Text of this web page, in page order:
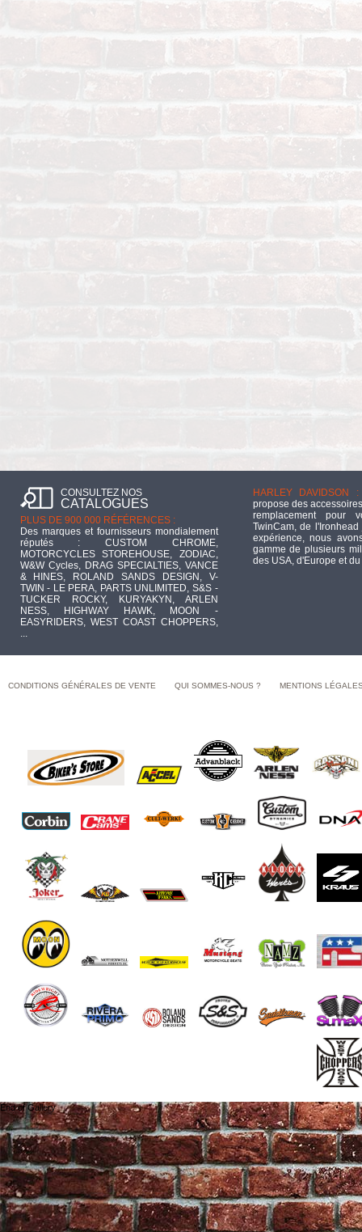
CONSULTEZ NOS
CATALOGUES
PLUS DE 900 000 RÉFÉRENCES :
Des marques et fournisseurs mondialement
réputés : CUSTOM CHROME,
MOTORCYCLES STOREHOUSE, ZODIAC,
W&W Cycles, DRAG SPECIALTIES, VANCE
& HINES, ROLAND SANDS DESIGN, V-
TWIN - LE PERA, PARTS UNLIMITED, S&S -
TUCKER ROCKY, KURYAKYN, ARLEN
NESS, HIGHWAY HAWK, MOON -
EASYRIDERS, WEST COAST CHOPPERS,
...
HARLEY DAVIDSON :
propose des
remplacement pour
TwinCam, de
expérience, nous
gamme de plusieurs
des USA, d'Europe et
CONDITIONS GÉNÉRALES DE VENTE QUI SOMMES-NOUS ? MENTIONS
End of Gallery